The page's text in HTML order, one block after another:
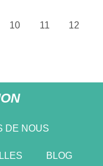
10 11 12
DE NOUS
BLOG